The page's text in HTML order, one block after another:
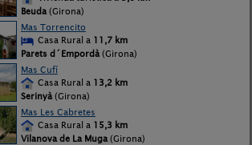
Beuda (Girona)
Mas Torrencito
Casa Rural a 11,7 km
Parets d´Empordà (Girona)
Mas Cufí
Casa Rural a 13,2 km
Serinyà (Girona)
Mas Les Cabretes
Casa Rural a 15,3 km
Vilanova de La Muga (Girona)